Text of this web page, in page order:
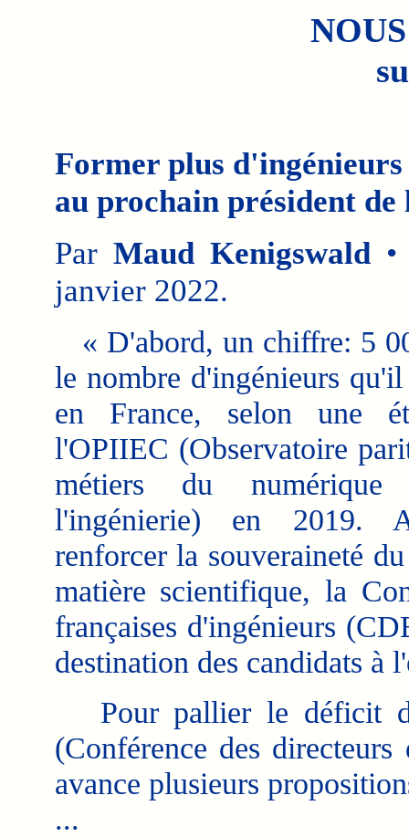
Former plus d'ingénieurs
au prochain président de
Par Maud Kenigswald•
janvier 2022.
« D'abord, un chiffre: 5
le nombre d'ingénieurs qu'il
en France, selon une
l'OPIIEC (Observatoire
métiers du
l'ingénierie) en 2019.
renforcer la souveraineté
matière scientifique, la
françaises d'ingénieurs
destination des candidats à
Pour pallier le déficit
(Conférence des
avance plusieurs
...